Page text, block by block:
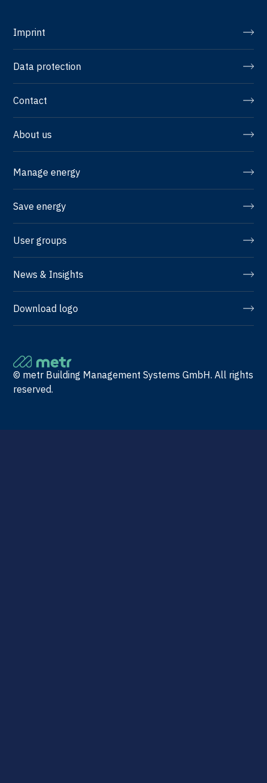
Imprint
Data protection
Contact
About us
Manage energy
Save energy
User groups
News & Insights
Download logo
© metr Building Management Systems GmbH. All rights
reserved.